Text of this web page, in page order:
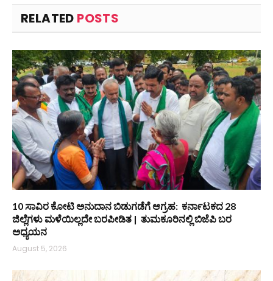
RELATED POSTS
10 ಸಾವಿರ ಕೋಟಿ ಅನುದಾನ ಬಿಡುಗಡೆಗೆ ಆಗ್ರಹ: ಕರ್ನಾಟಕದ 28
ಜಿಲ್ಲೆಗಳು ಮಳೆಯಿಲ್ಲದೇ ಬರಪೀಡಿತ | ತುಮಕೂರಿನಲ್ಲಿ ಬಿಜೆಪಿ ಬರ
ಅಧ್ಯಯನ
August 5, 2026